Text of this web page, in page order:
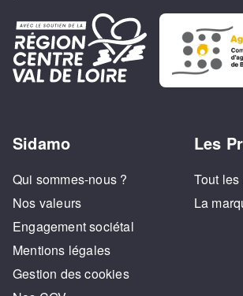
Sidamo
Qui sommes-nous ?
Nos valeurs
Engagement sociétal
Mentions légales
Gestion des cookies
Les
Tout
La